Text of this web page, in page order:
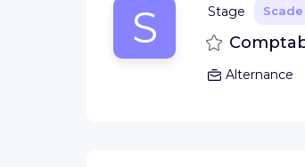
S Stage
Salva
Alternance